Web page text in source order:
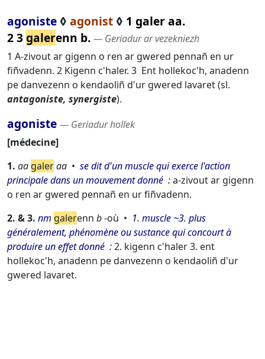
agoniste ◊ agonist ◊ 1 galer aa.
2 3galerenn b. ― Geriadur ar vezekniezh
1 A-zivout ar gigenn o ren ar gwered pennañ en ur
fiñvadenn. 2 Kigenn c'haler. 3 Ent hollekoc'h, anadenn
pe danvezenn o kendaoliñ d'ur gwered lavaret (sl.
antagoniste, synergiste).
agoniste ― Geriadur hollek
médecine
1. aa galeraa
se dit d'un muscle qui exerce l'action
principale dans un mouvement donné
a-zivout ar gigenn
o ren ar gwered pennañ en ur fiñvadenn.
2. & 3. nm galerenn b-où
1. muscle ~3. plus
généralement, phénomène ou sustance qui concourt à
produire un effet donné
2. kigenn c'haler 3. ent
hollekoc'h, anadenn pe danvezenn o kendaoliñ d'ur
gwered lavaret.